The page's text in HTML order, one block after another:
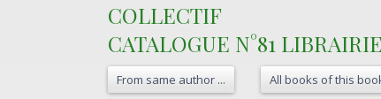
‎COLLECTIF‎
‎CATALOGUE N°81
From same author ... All books of this